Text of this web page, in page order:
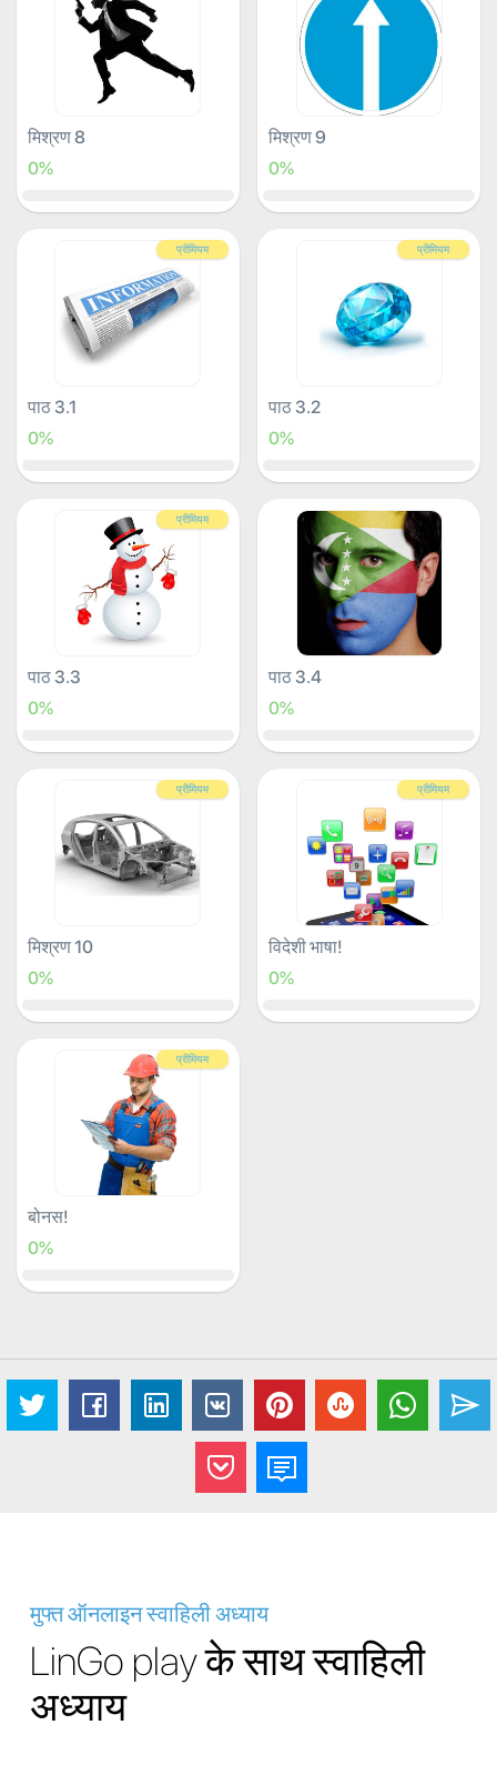
मिश्रण 8
0%
मिश्रण 9
0%
प्रीमियम
पाठ 3.1
0%
प्रीमियम
पाठ 3.2
0%
प्रीमियम
पाठ 3.3
0%
पाठ 3.4
0%
प्रीमियम
मिश्रण 10
0%
प्रीमियम
विदेशी भाषा!
0%
प्रीमियम
बोनस!
0%
मुफ्त ऑनलाइन स्वाहिली अध्याय
LinGo play के साथ स्वाहिली
अध्याय